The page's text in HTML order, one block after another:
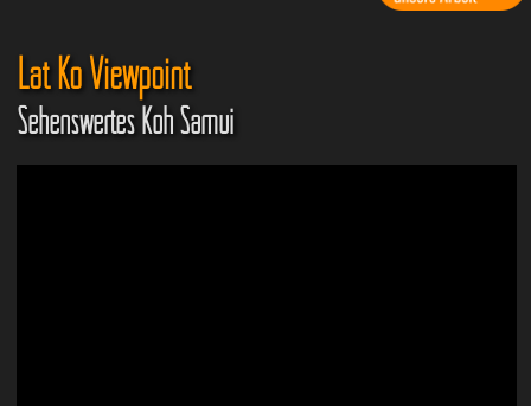
Lat Ko Viewpoint
Sehenswertes Koh Samui